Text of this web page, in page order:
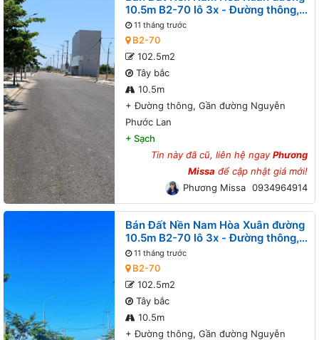
10.5m B2-70 lô 3x - Đường thông,
Gần đường Nguyễn Phước Lan
11 tháng trước
B2-70
102.5m2
Tây bắc
10.5m
+Đường thông, Gần đường Nguyễn
Phước Lan
+ Sạch
Tin này đã cũ, liên hệ ngayPhương
Missa để cập nhật giá mới!
Phương Missa 0934964914
Bán Đất Nền Nam Hòa Xuân đường
10.5m B2-70 lô 3x - Đường thông,
Gần đường Nguyễn Phước Lan
11 tháng trước
B2-70
102.5m2
Tây bắc
10.5m
+Đường thông, Gần đường Nguyễn